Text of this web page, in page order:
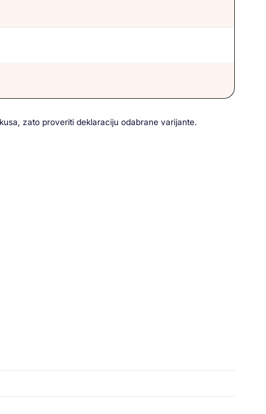
zato proveriti deklaraciju odabrane varijante.